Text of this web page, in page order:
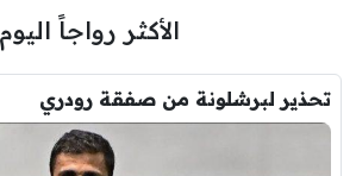
الأكثر رواجاً اليوم
تحذير لبرشلونة من صفقة رودري